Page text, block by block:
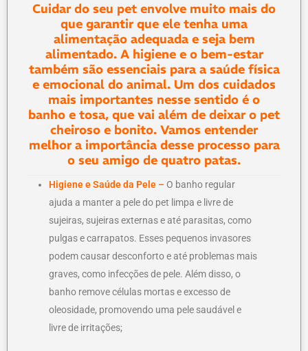
Cuidar do seu pet envolve muito mais do
que garantir que ele tenha uma
alimentação adequada e seja bem
alimentado. A higiene e o bem-estar
também são essenciais para a saúde física
e emocional do animal. Um dos cuidados
mais importantes nesse sentido é o
banho e tosa, que vai além de deixar o pet
cheiroso e bonito. Vamos entender
melhor a importância desse processo para
o seu amigo de quatro patas.
Higiene e Saúde da Pele – O banho regular
ajuda a manter a pele do pet limpa e livre de
sujeiras, sujeiras externas e até parasitas, como
pulgas e carrapatos. Esses pequenos invasores
podem causar desconforto e até problemas mais
graves, como infecções de pele. Além disso, o
banho remove células mortas e excesso de
oleosidade, promovendo uma pele saudável e
livre de irritações;